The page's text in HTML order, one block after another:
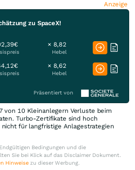
Anzeige
zu SpaceX!
× 8,82
Hebel
× 8,62
Hebel
Präsentiert von
von 10 Kleinanlegern Verluste beim
Turbo-Zertifikate sind hoch
für langfristige Anlagestrategien
Bedingungen und die
Sie bei Klick auf das Disclaimer Dokument.
Hinweise zu dieser Werbung.